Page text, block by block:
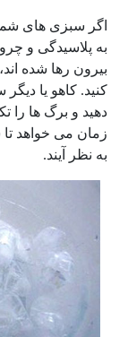
اگر سبزی های
به پلاسیدگی و
بیرون رها شده
کنید. کاهو یا
دهید و برگ ها را
زمان می خواهد
به نظر آیند.